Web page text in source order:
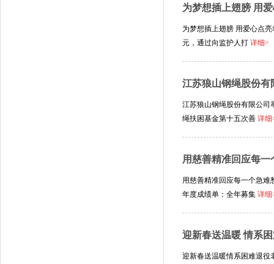
为梦想插上翅膀 用
为梦想插上翅膀 用爱心点
元，通过向监护人打 详细>
江苏狼山钢绳股份有
江苏狼山钢绳股份有限公司
绳扶困基金第十五次善 详细
用慈善精准回应每一
用慈善精准回应每一个急难
年度成绩单：全年募集 详细
迎新春送温暖 情系
迎新春送温暖情系困难退役